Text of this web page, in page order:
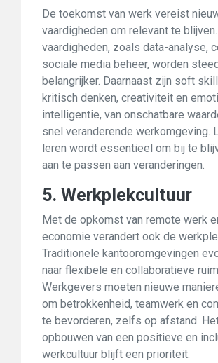
De toekomst van werk vereist
vaardigheden om relevant te
vaardigheden, zoals data-analyse,
sociale media beheer, worden
belangrijker. Daarnaast zijn soft
kritisch denken, creativiteit en
intelligentie, van onschatbare
snel veranderende werkomgeving.
leren wordt essentieel om bij te
aan te passen aan veranderingen.
5. Werkplekcultuur
Met de opkomst van remote werk
economie verandert ook de
Traditionele kantooromgevingen
naar flexibele en collaboratieve
Werkgevers moeten nieuwe
om betrokkenheid, teamwerk en
te bevorderen, zelfs op afstand.
opbouwen van een positieve en
werkcultuur blijft een prioriteit.